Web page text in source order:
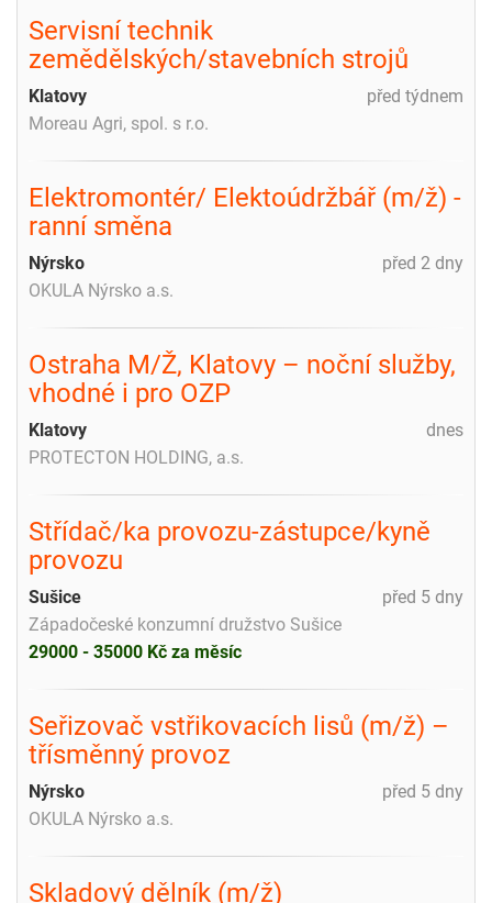
Servisní technik
zemědělských/stavebních strojů
před týdnem
Klatovy
Moreau Agri, spol. s r.o.
Elektromontér/ Elektoúdržbář (m/ž) -
ranní směna
před 2 dny
Nýrsko
OKULA Nýrsko a.s.
Ostraha M/Ž, Klatovy – noční služby,
vhodné i pro OZP
dnes
Klatovy
PROTECTON HOLDING, a.s.
Střídač/ka provozu-zástupce/kyně
provozu
před 5 dny
Sušice
Západočeské konzumní družstvo Sušice
29000 - 35000 Kč za měsíc
Seřizovač vstřikovacích lisů (m/ž) –
třísměnný provoz
před 5 dny
Nýrsko
OKULA Nýrsko a.s.
Skladový dělník (m/ž)